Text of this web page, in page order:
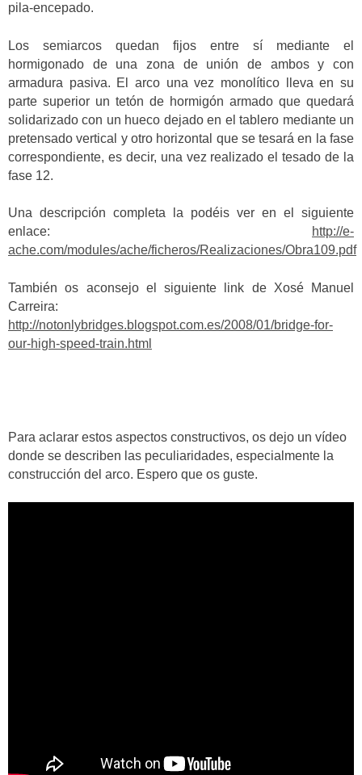
pila-encepado.
Los semiarcos quedan fijos entre sí mediante el
hormigonado de una zona de unión de ambos y con
armadura pasiva. El arco una vez monolítico lleva en su
parte superior un tetón de hormigón armado que quedará
solidarizado con un hueco dejado en el tablero mediante un
pretensado vertical y otro horizontal que se tesará en la fase
correspondiente, es decir, una vez realizado el tesado de la
fase 12.
Una descripción completa la podéis ver en el siguiente
enlace:
http://e-
ache.com/modules/ache/ficheros/Realizaciones/Obra109.pdf
También os aconsejo el siguiente link de Xosé Manuel
Carreira:
http://notonlybridges.blogspot.com.es/2008/01/bridge-for-
our-high-speed-train.html
Para aclarar estos aspectos constructivos, os dejo un vídeo
donde se describen las peculiaridades, especialmente la
construcción del arco. Espero que os guste.